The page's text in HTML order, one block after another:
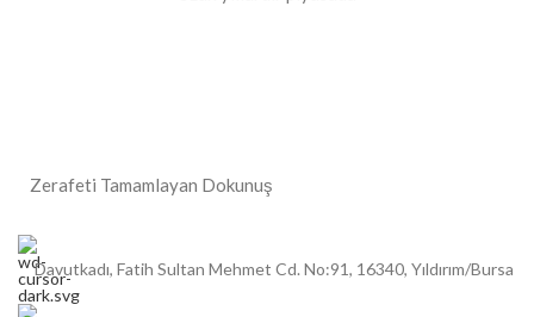
Zerafeti Tamamlayan Dokunuş
Davutkadı, Fatih Sultan Mehmet Cd. No:91, 16340, Yıldırım/Bursa